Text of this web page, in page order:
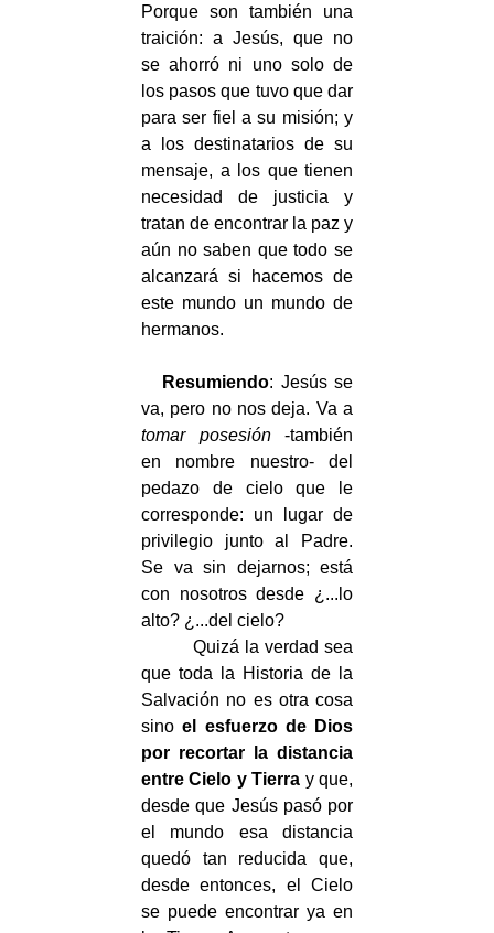
Porque son también una
traición: a Jesús, que no
se ahorró ni uno solo de
los pasos que tuvo que dar
para ser fiel a su misión; y
a los destinatarios de su
mensaje, a los que tienen
necesidad de justicia y
tratan de encontrar la paz y
aún no saben que todo se
alcanzará si hacemos de
este mundo un mundo de
hermanos.
Resumiendo: Jesús se
va, pero no nos deja. Va a
tomar posesión-también
en nombre nuestro- del
pedazo de cielo que le
corresponde: un lugar de
privilegio junto al Padre.
Se va sin dejarnos; está
con nosotros desde ¿...lo
alto? ¿...del cielo?
Quizá la verdad sea
que toda la Historia de la
Salvación no es otra cosa
sino el esfuerzo de Dios
por recortar la distancia
entre Cielo y Tierra y que,
desde que Jesús pasó por
el mundo esa distancia
quedó tan reducida que,
desde entonces, el Cielo
se puede encontrar ya en